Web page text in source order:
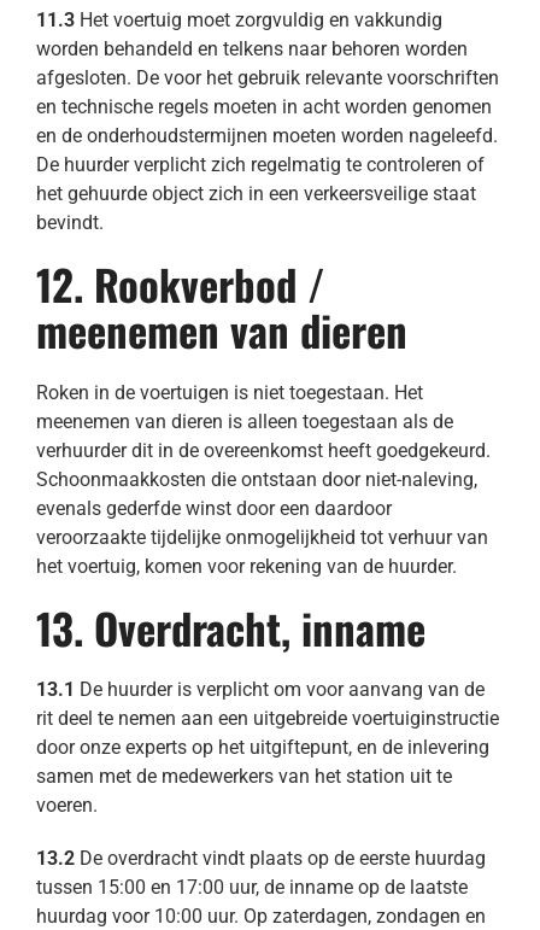
11.3Het voertuig moet zorgvuldig en vakkundig
worden behandeld en telkens naar behoren worden
afgesloten. De voor het gebruik relevante voorschriften
en technische regels moeten in acht worden genomen
en de onderhoudstermijnen moeten worden nageleefd.
De huurder verplicht zich regelmatig te controleren of
het gehuurde object zich in een verkeersveilige staat
bevindt.
12. Rookverbod /
meenemen van dieren
Roken in de voertuigen is niet toegestaan. Het
meenemen van dieren is alleen toegestaan als de
verhuurder dit in de overeenkomst heeft goedgekeurd.
Schoonmaakkosten die ontstaan door niet-naleving,
evenals gederfde winst door een daardoor
veroorzaakte tijdelijke onmogelijkheid tot verhuur van
het voertuig, komen voor rekening van de huurder.
13. Overdracht, inname
13.1 De huurder is verplicht om voor aanvang van de
rit deel te nemen aan een uitgebreide voertuiginstructie
door onze experts op het uitgiftepunt, en de inlevering
samen met de medewerkers van het station uit te
voeren.
13.2De overdracht vindt plaats op de eerste huurdag
tussen 15:00 en 17:00 uur, de inname op de laatste
huurdag voor 10:00 uur. Op zaterdagen, zondagen en